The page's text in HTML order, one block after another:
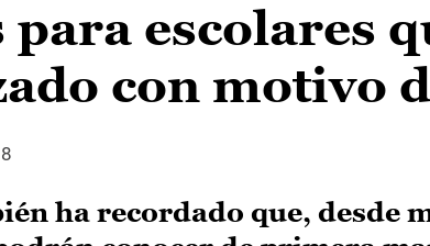
escolares
con motivo
ha recordado que, desde